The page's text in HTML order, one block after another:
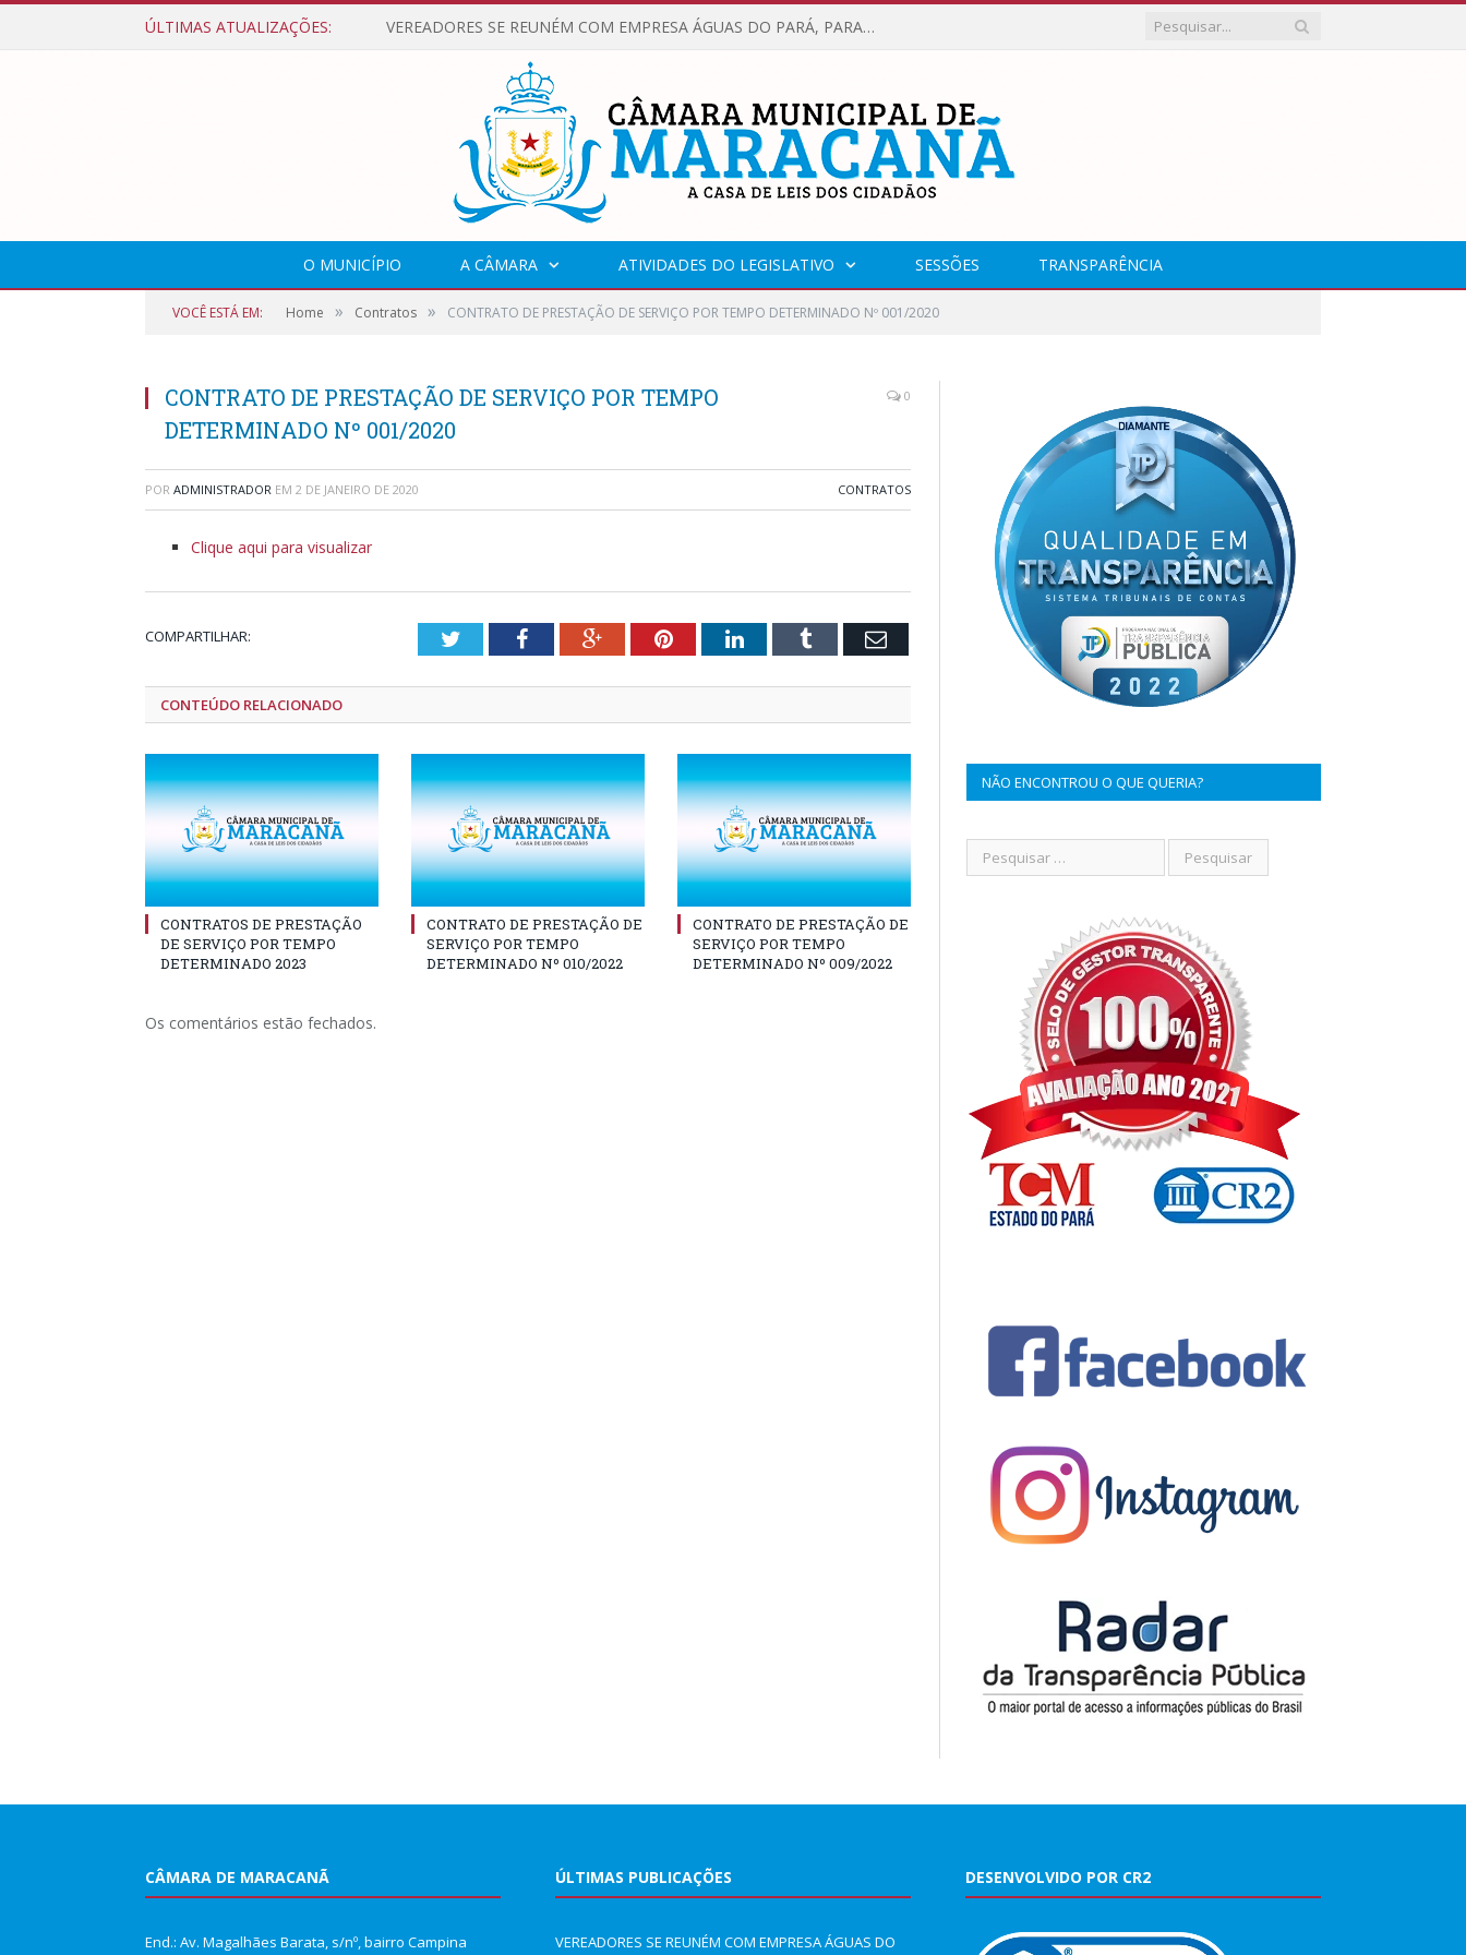
ÚLTIMAS ATUALIZAÇÕES: VEREADORES SE REUNÉM COM EMPRESA ÁGUAS DO PARÁ, PARA APRESENTAR REIVINDICAÇÕES E MELHORIAS NA QUALIDADE DOS SERVIÇOS OFERECIDOS Á POPULAÇÃO.
O MUNICÍPIO A CÂMARA ATIVIDADES DO LEGISLATIVO SESSÕES TRANSPARÊNCIA
VOCÊ ESTÁ EM: Home » Contratos » CONTRATO DE PRESTAÇÃO DE SERVIÇO POR TEMPO DETERMINADO Nº 001/2020
CONTRATO DE PRESTAÇÃO DE SERVIÇO POR TEMPO
DETERMINADO Nº 001/2020
0
POR ADMINISTRADOR EM 2 DE JANEIRO DE 2020 CONTRATOS
Clique aqui para visualizar
COMPARTILHAR: TwitterFacebookGoogle+PinterestLinkedInTumblr Email
CONTEÚDO RELACIONADO
CONTRATOS DE PRESTAÇÃO
DE SERVIÇO POR TEMPO
DETERMINADO 2023
CONTRATO DE PRESTAÇÃO DE
SERVIÇO POR TEMPO
DETERMINADO Nº 010/2022
CONTRATO DE PRESTAÇÃO DE
SERVIÇO POR TEMPO
DETERMINADO Nº 009/2022
Os comentários estão fechados.
NÃO ENCONTROU O QUE QUERIA?
CÂMARA DE MARACANÃ
End.: Av. Magalhães Barata, s/nº, bairro Campina
ÚLTIMAS PUBLICAÇÕES
VEREADORES SE REUNÉM COM EMPRESA ÁGUAS DO
DESENVOLVIDO POR CR2